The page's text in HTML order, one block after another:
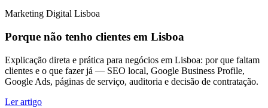
Marketing Digital Lisboa
Porque não tenho clientes em Lisboa
Explicação direta e prática para negócios em Lisboa: por que faltam
clientes e o que fazer já — SEO local, Google Business Profile,
Google Ads, páginas de serviço, auditoria e decisão de contratação.
Ler artigo